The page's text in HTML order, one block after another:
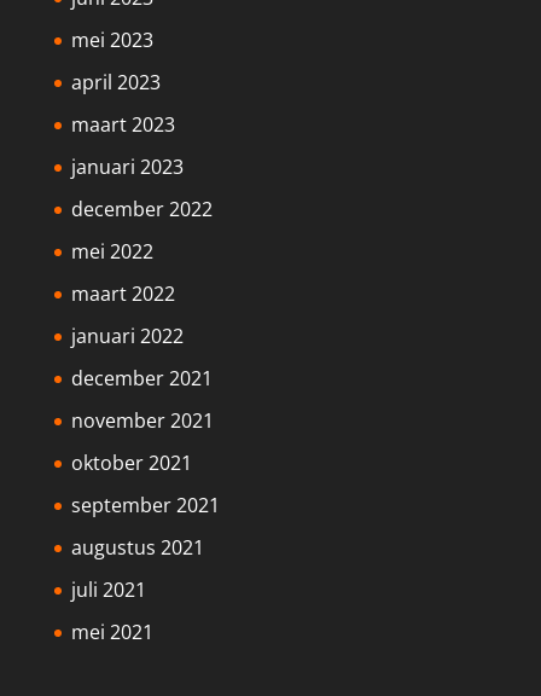
mei 2023
april 2023
maart 2023
januari 2023
december 2022
mei 2022
maart 2022
januari 2022
december 2021
november 2021
oktober 2021
september 2021
augustus 2021
juli 2021
mei 2021